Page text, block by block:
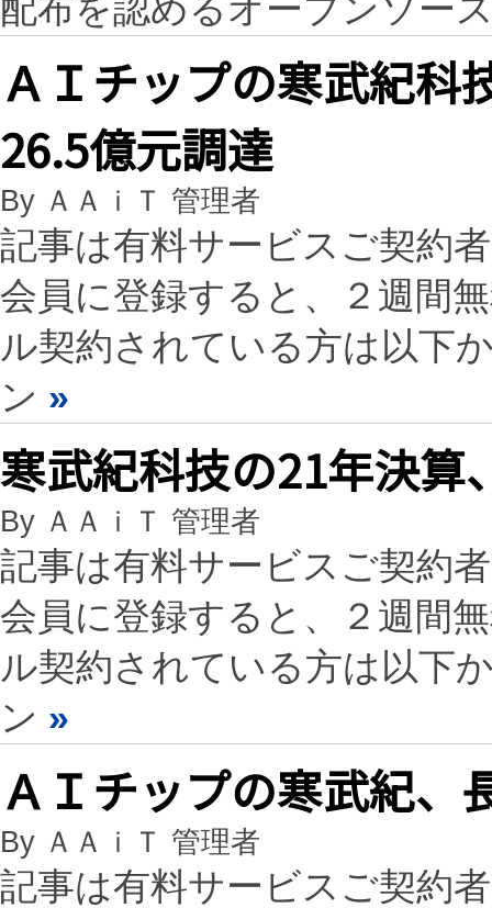
配布を認めるオープンソー
ＡＩチップの寒武紀科
26.5億元調達
By ＡＡｉＴ 管理者
記事は有料サービスご契約
会員に登録すると、２週間
ル契約されている方は以下
ン »
寒武紀科技の21年決算
By ＡＡｉＴ 管理者
記事は有料サービスご契約
会員に登録すると、２週間
ル契約されている方は以下
ン »
ＡＩチップの寒武紀、
By ＡＡｉＴ 管理者
記事は有料サービスご契約